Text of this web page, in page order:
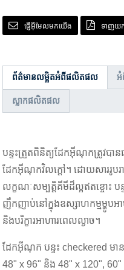
ផ្ញើអ៊ីមែលមកយើង ទាញយ
ព័ត៌មានលម្អិតអំពីផលិតផល អំ
ស្លាកផលិតផល
បន្ទះត្រួតពិនិត្យដែកអ៊ីណុកត្រូវប
ដែកអ៊ីណុកវិលក្តៅ។ ដោយសាររូប
លក្ខណៈសម្បត្តិគីមីដ៏ល្អឥតខ្ចោះ ប
ញឹកញាប់នៅក្នុងឧស្សាហកម្មម្ហូបអ
និងបរិក្ខារអាហារពេលល្ងាច។
ដែកអ៊ីណុក បន្ទះ checkered
48" x 96" និង 48" x 120",